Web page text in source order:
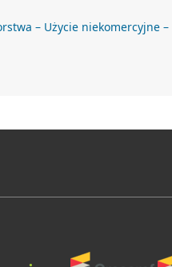
– Użycie niekomercyjne –